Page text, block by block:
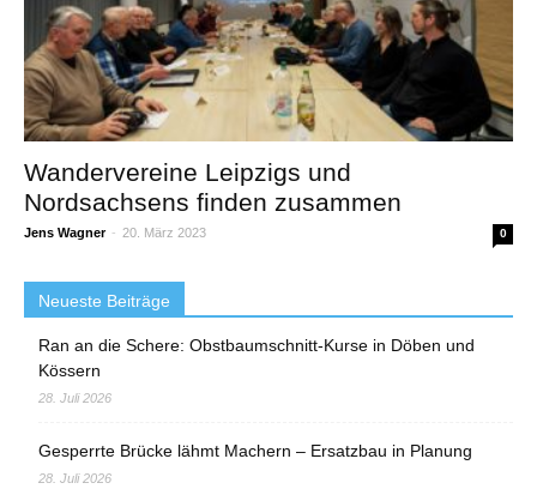
Wandervereine Leipzigs und
Nordsachsens finden zusammen
Jens Wagner - 20. März 2023 0
Neueste Beiträge
Ran an die Schere: Obstbaumschnitt-Kurse in Döben und
Kössern
28. Juli 2026
Gesperrte Brücke lähmt Machern – Ersatzbau in Planung
28. Juli 2026